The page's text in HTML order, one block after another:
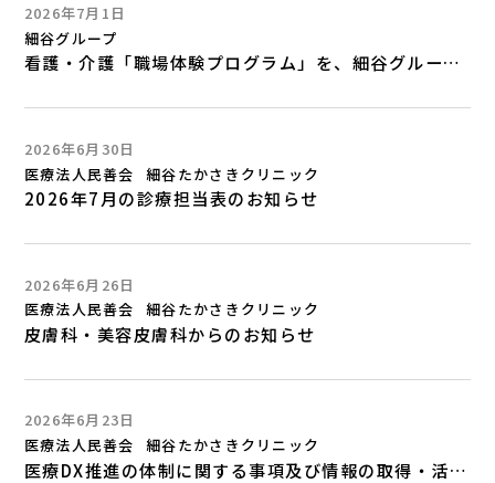
2026年7月1日
細谷グループ
看護・介護「職場体験プログラム」を、細谷グループでスタートします
2026年6月30日
医療法人民善会
細谷たかさきクリニック
2026年7月の診療担当表のお知らせ
2026年6月26日
医療法人民善会
細谷たかさきクリニック
皮膚科・美容皮膚科からのお知らせ
2026年6月23日
医療法人民善会
細谷たかさきクリニック
医療DX推進の体制に関する事項及び情報の取得・活用などについて